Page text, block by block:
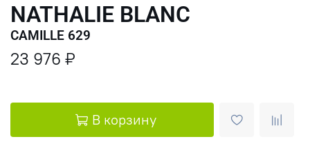
NATHALIE BLANC
CAMILLE 629
23 976 ₽
В корзину